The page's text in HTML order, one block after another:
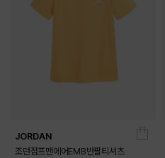
JORDAN
조던점프맨에어EMB반팔티셔츠